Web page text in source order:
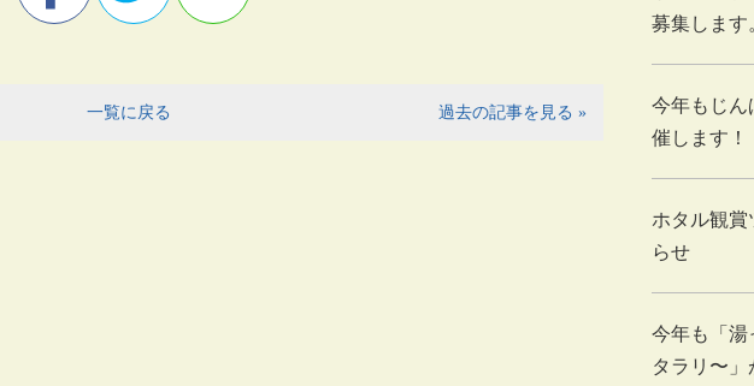
一覧に戻る 過去の記事を見る »
募集します
今年もじん
催します！
ホタル観賞
らせ
今年も「
タラリ〜」